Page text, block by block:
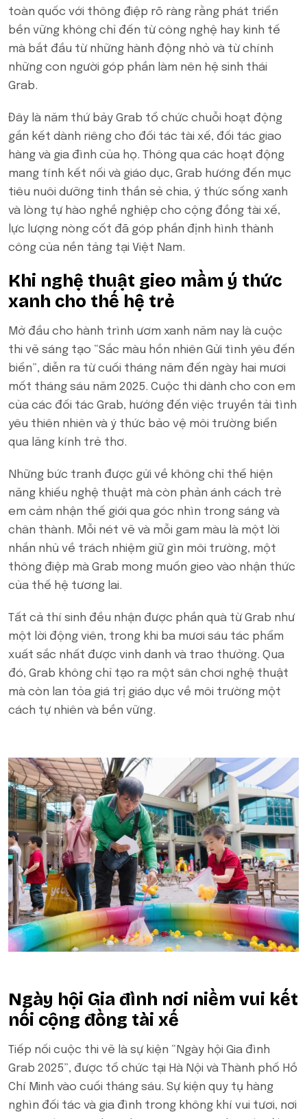
toàn quốc với thông điệp rõ ràng rằng phát triển
bền vững không chỉ đến từ công nghệ hay kinh tế
mà bắt đầu từ những hành động nhỏ và từ chính
những con người góp phần làm nên hệ sinh thái
Grab.
Đây là năm thứ bảy Grab tổ chức chuỗi hoạt động
gắn kết dành riêng cho đối tác tài xế, đối tác giao
hàng và gia đình của họ. Thông qua các hoạt động
mang tính kết nối và giáo dục, Grab hướng đến mục
tiêu nuôi dưỡng tinh thần sẻ chia, ý thức sống xanh
và lòng tự hào nghề nghiệp cho cộng đồng tài xế,
lực lượng nòng cốt đã góp phần định hình thành
công của nền tảng tại Việt Nam.
Khi nghệ thuật gieo mầm ý thức
xanh cho thế hệ trẻ
Mở đầu cho hành trình ươm xanh năm nay là cuộc
thi vẽ sáng tạo “Sắc màu hồn nhiên Gửi tình yêu đến
biển”, diễn ra từ cuối tháng năm đến ngày hai mươi
mốt tháng sáu năm 2025. Cuộc thi dành cho con em
của các đối tác Grab, hướng đến việc truyền tải tình
yêu thiên nhiên và ý thức bảo vệ môi trường biển
qua lăng kính trẻ thơ.
Những bức tranh được gửi về không chỉ thể hiện
năng khiếu nghệ thuật mà còn phản ánh cách trẻ
em cảm nhận thế giới qua góc nhìn trong sáng và
chân thành. Mỗi nét vẽ và mỗi gam màu là một lời
nhắn nhủ về trách nhiệm giữ gìn môi trường, một
thông điệp mà Grab mong muốn gieo vào nhận thức
của thế hệ tương lai.
Tất cả thí sinh đều nhận được phần quà từ Grab như
một lời động viên, trong khi ba mươi sáu tác phẩm
xuất sắc nhất được vinh danh và trao thưởng. Qua
đó, Grab không chỉ tạo ra một sân chơi nghệ thuật
mà còn lan tỏa giá trị giáo dục về môi trường một
cách tự nhiên và bền vững.
Ngày hội Gia đình nơi niềm vui kết
nối cộng đồng tài xế
Tiếp nối cuộc thi vẽ là sự kiện “Ngày hội Gia đình
Grab 2025”, được tổ chức tại Hà Nội và Thành phố Hồ
Chí Minh vào cuối tháng sáu. Sự kiện quy tụ hàng
nghìn đối tác và gia đình trong không khí vui tươi, nơi